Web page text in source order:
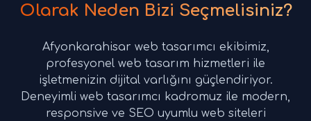
Olarak Neden Bizi Seçmelisiniz?
Afyonkarahisar web tasarımcı ekibimiz,
profesyonel web tasarım hizmetleri ile
işletmenizin dijital varlığını güçlendiriyor.
Deneyimli web tasarımcı kadromuz ile modern,
responsive ve SEO uyumlu web siteleri